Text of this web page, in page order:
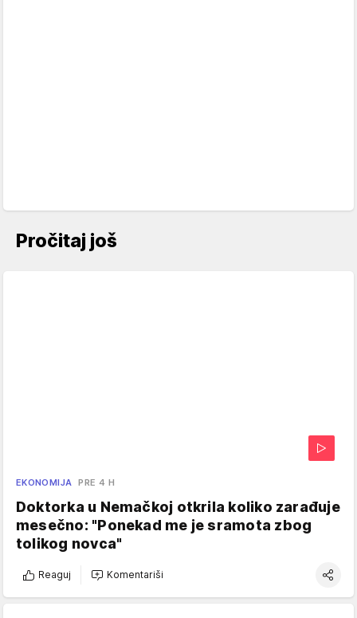
Pročitaj još
EKONOMIJA PRE 4 H
Doktorka u Nemačkoj otkrila koliko zarađuje
mesečno: "Ponekad me je sramota zbog
tolikog novca"
Reaguj Komentariši